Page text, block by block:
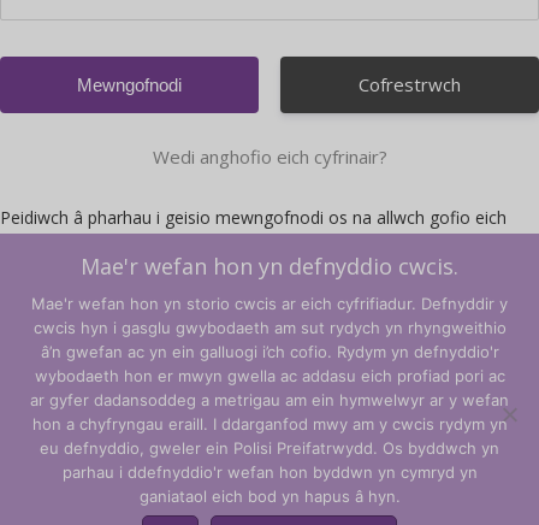
Cofrestrwch
Wedi anghofio eich cyfrinair?
Peidiwch â pharhau i geisio mewngofnodi os na allwch gofio eich
cyfrinair. Defnyddiwch y ddolen Wedi anghofio eich Cyfrinair i ailosod
eich cyfrinair yn lle hynny.
Os byddwch yn ceisio mewngofnodi'n anghywir ormod o weithiau,
byddwch yn cael eich cloi allan o'r safle a gallai achosi i'ch ysgol gael
ei chloi allan.
Telerau ac Amodau
Polisi Preifatrwydd
Mae'r wefan hon yn defnyddio cwcis.
Mae'r wefan hon yn storio cwcis ar eich cyfrifiadur. Defnyddir y
cwcis hyn i gasglu gwybodaeth am sut rydych yn rhyngweithio
â’n gwefan ac yn ein galluogi i’ch cofio. Rydym yn defnyddio'r
wybodaeth hon er mwyn gwella ac addasu eich profiad pori ac
ar gyfer dadansoddeg a metrigau am ein hymwelwyr ar y wefan
hon a chyfryngau eraill. I ddarganfod mwy am y cwcis rydym yn
eu defnyddio, gweler ein Polisi Preifatrwydd. Os byddwch yn
parhau i ddefnyddio'r wefan hon byddwn yn cymryd yn
ganiataol eich bod yn hapus â hyn.